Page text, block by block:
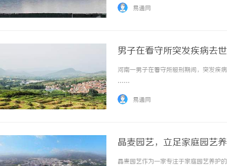
易通网
男子在看守所突发疾病去
能抢救中造成的
河南一男子在看守所服刑期间，突发疾
……
易通网
晶麦园艺，立足家庭园艺
晶麦园艺作为一家专注于家庭园艺养护